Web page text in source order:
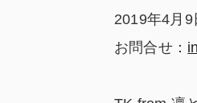
2019年4月
お問合せ：